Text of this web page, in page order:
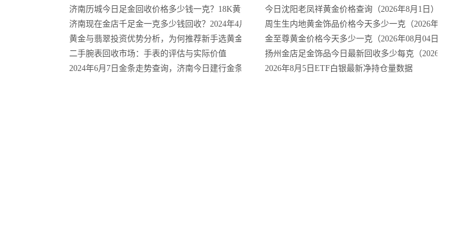
济南历城今日足金回收价格多少钱一克？18K黄金2024年6月26日报价查询
济南现在金店千足金一克多少钱回收？2024年4月10日价格表
黄金与翡翠投资优势分析，为何推荐新手选黄金？
二手腕表回收市场：手表的评估与实际价值
2024年6月7日金条走势查询，济南今日建行金条价格多少钱回收
今日沈阳老凤祥黄金价格查询（2026年8月1日）
周生生内地黄金饰品价格今天多少一克（2026年08月
金至尊黄金价格今天多少一克（2026年08月04日）
扬州金店足金饰品今日最新回收多少每克（2026年08月
2026年8月5日ETF白银最新净持仓量数据